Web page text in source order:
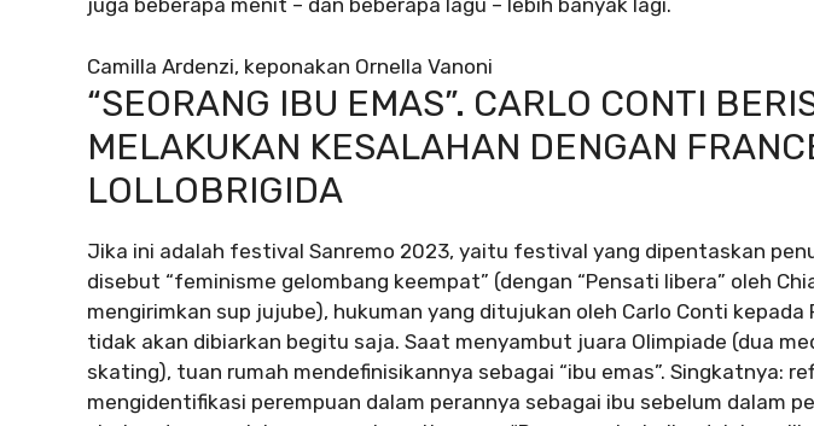
juga beberapa menit – dan beberapa lagu – lebih banyak lagi.
Camilla Ardenzi, keponakan Ornella Vanoni
“SEORANG IBU EMAS”. CARLO CONTI
MELAKUKAN KESALAHAN DENGAN
LOLLOBRIGIDA
Jika ini adalah festival Sanremo 2023, yaitu festival yang dipentaskan
disebut “feminisme gelombang keempat” (dengan “Pensati libera” oleh
mengirimkan sup jujube), hukuman yang ditujukan oleh Carlo Conti kepada
tidak akan dibiarkan begitu saja. Saat menyambut juara Olimpiade (dua
skating), tuan rumah mendefinisikannya sebagai “ibu emas”. Singkatnya:
mengidentifikasi perempuan dalam perannya sebagai ibu sebelum dalam